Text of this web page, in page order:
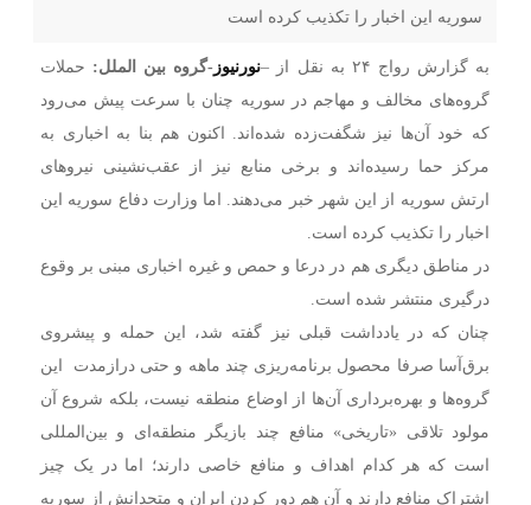
سوریه این اخبار را تکذیب کرده است
به گزارش رواج ۲۴ به نقل از – نورنیوز -گروه بین الملل: حملات
گروه‌های مخالف و مهاجم در سوریه چنان با سرعت پیش می‌رود
که خود آن‌ها نیز شگفت‌زده شده‌اند. اکنون هم بنا به اخباری به
مرکز حما رسیده‌اند و برخی منابع نیز از عقب‌نشینی نیروهای
ارتش سوریه از این شهر خبر می‌دهند. اما وزارت دفاع سوریه این
اخبار را تکذیب کرده است.
در مناطق دیگری هم در درعا و حمص و غیره اخباری مبنی بر وقوع
درگیری‌ منتشر شده است.
چنان که در یادداشت قبلی نیز گفته شد، این حمله و پیشروی
برق‌آسا صرفا محصول برنامه‌‎ریزی چند ماهه و حتی درازمدت این
گروه‌ها و بهره‌برداری آن‌ها از اوضاع منطقه نیست، بلکه شروع آن
مولود تلاقی «تاریخی» منافع چند بازیگر منطقه‌ای و بین‌المللی
است که هر کدام اهداف و منافع خاصی دارند؛ اما در یک چیز
اشتراک منافع دارند و آن هم دور کردن ایران و متحدانش از سوریه